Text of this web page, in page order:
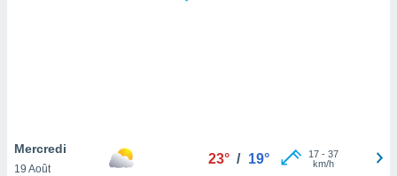
notre
Mercredi
19 Août
23° / 19° 17- 37
km/h